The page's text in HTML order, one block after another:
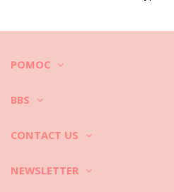
Dedičstvo, kvalita a
Granado začalo ako botika, ktorá
rastlín, bylín a kvetov do liečiv, mydiel
19. storočí bola dokonca
populárne dodnes a odrážajú tradíciu
Široký sortiment produktov
POMOC
BBS
CONTACT US
NEWSLETTER